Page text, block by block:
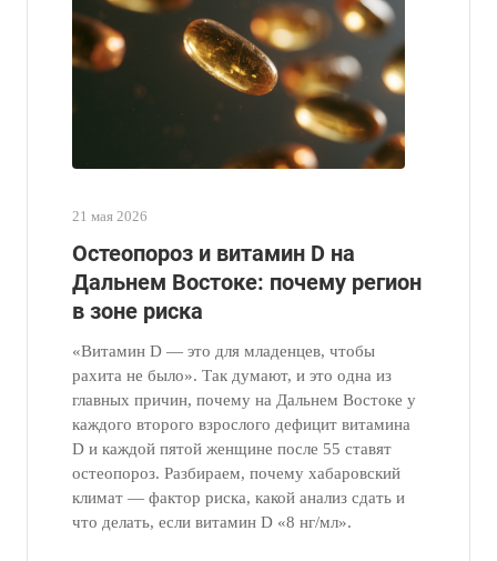
21 мая 2026
Остеопороз и витамин D на
Дальнем Востоке: почему регион
в зоне риска
«Витамин D — это для младенцев, чтобы
рахита не было». Так думают, и это одна из
главных причин, почему на Дальнем Востоке у
каждого второго взрослого дефицит витамина
D и каждой пятой женщине после 55 ставят
остеопороз. Разбираем, почему хабаровский
климат — фактор риска, какой анализ сдать и
что делать, если витамин D «8 нг/мл».